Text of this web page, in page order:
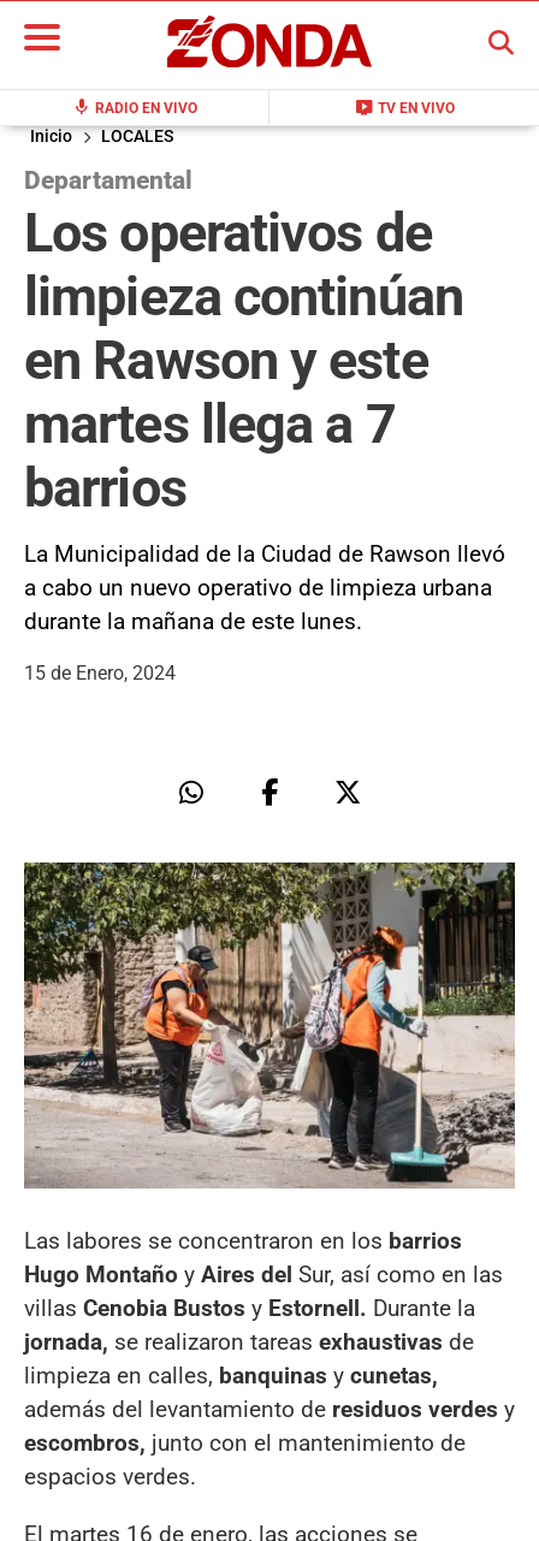
mic RADIO EN VIVO live_tv TV EN VIVO
BUSCAR
Inicio LOCALES
Departamental
Los operativos de
limpieza continúan
en Rawson y este
martes llega a 7
barrios
La Municipalidad de la Ciudad de Rawson llevó
a cabo un nuevo operativo de limpieza urbana
durante la mañana de este lunes.
15 de Enero, 2024
Las labores se concentraron en los barrios
Hugo Montaño y Aires del Sur, así como en las
villas Cenobia Bustos y Estornell. Durante la
jornada, se realizaron tareas exhaustivas de
limpieza en calles, banquinas y cunetas,
además del levantamiento de residuos verdes y
escombros, junto con el mantenimiento de
espacios verdes.
El martes 16 de enero, las acciones se